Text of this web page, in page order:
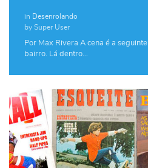
in Desenrolando
by Super User
Por Max Rivera A cena é a
bairro. Lá dentro…